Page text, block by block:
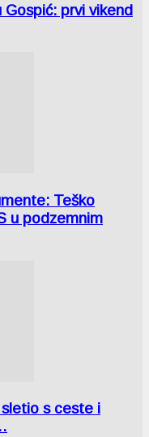
Gospić: prvi vikend
Teško
u podzemnim
s ceste i